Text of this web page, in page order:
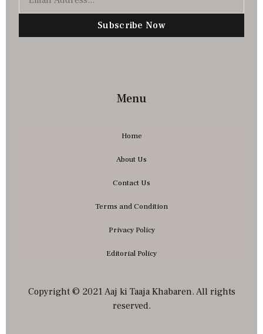
Subscribe Now
Menu
Home
About Us
Contact Us
Terms and Condition
Privacy Policy
Editorial Policy
Copyright © 2021 Aaj ki Taaja Khabaren. All rights
reserved.